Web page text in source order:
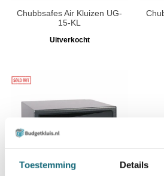
Toestemming Details
Chubbsafes Air Kluizen UG-
15-KL
Uitverkocht